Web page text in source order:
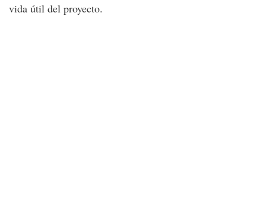
vida útil del proyecto.